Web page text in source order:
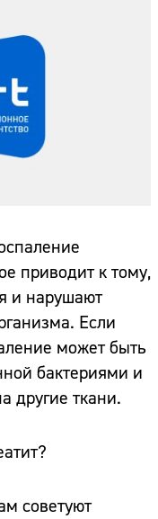
приводит к тому,
и нарушают
Если
может быть
бактериями и
другие ткани.
советуют